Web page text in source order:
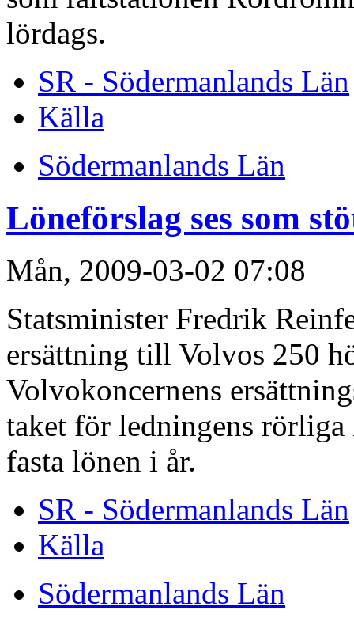
lördags.
SR - Södermanlands Län
Källa
Södermanlands Län
Löneförslag ses som
Mån, 2009-03-02 07:08
Statsminister Fredrik
ersättning till Volvos 250
Volvokoncernens
taket för ledningens
fasta lönen i år.
SR - Södermanlands Län
Källa
Södermanlands Län